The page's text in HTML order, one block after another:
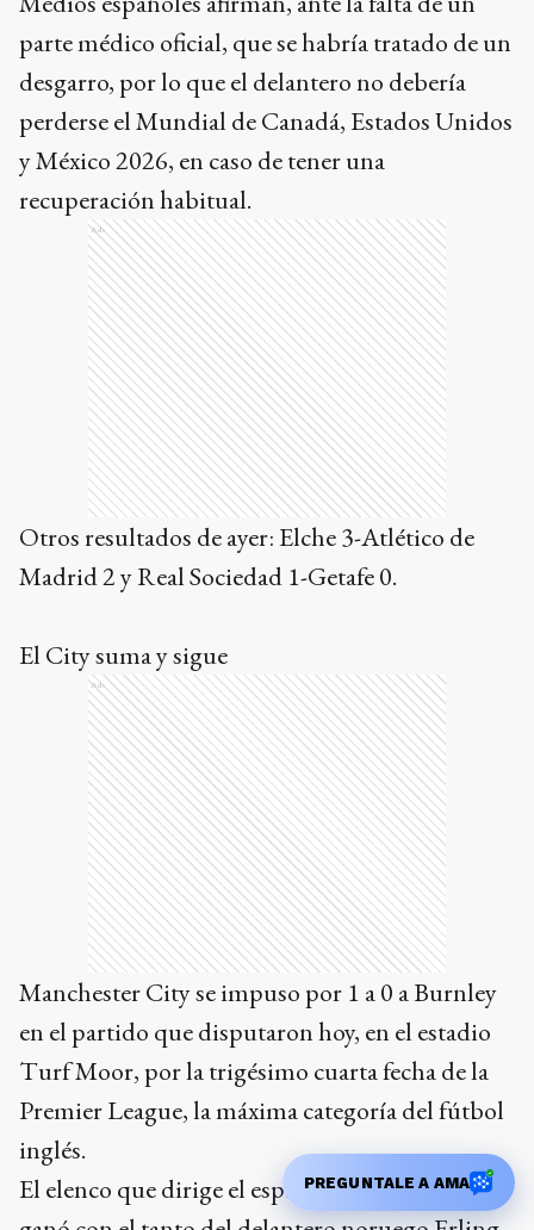
parte médico oficial, que se habría tratado de un
desgarro, por lo que el delantero no debería
perderse el Mundial de Canadá, Estados Unidos
y México 2026, en caso de tener una
recuperación habitual.
Ads
Otros resultados de ayer: Elche 3-Atlético de
Madrid 2 y Real Sociedad 1-Getafe 0.
El City suma y sigue
Ads
Manchester City se impuso por 1 a 0 a Burnley
en el partido que disputaron hoy, en el estadio
Turf Moor, por la trigésimo cuarta fecha de la
Premier League, la máxima categoría del fútbol
inglés.
El elenco que dirige el español Josep Guardiola
PREGUNTALE A AMA